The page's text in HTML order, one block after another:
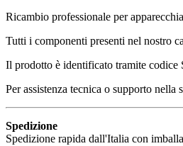
Ricambio professionale per
Tutti i componenti presenti nel nostro
Il prodotto è identificato tramite
Per assistenza tecnica o supporto
Spedizione
Spedizione rapida dall'Italia con